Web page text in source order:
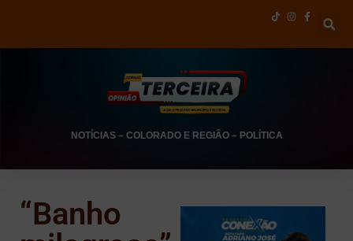
NOTÍCIAS– COLORADO E REGIÃO– POLÍTICA
“Banho